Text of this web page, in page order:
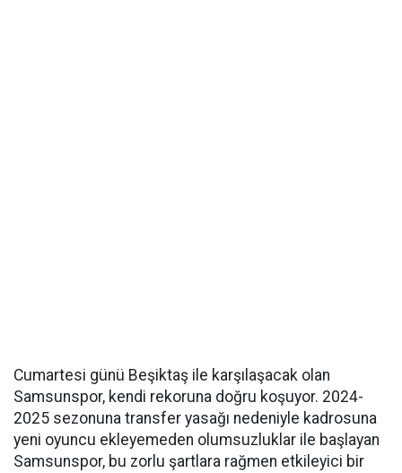
Cumartesi günü Beşiktaş ile karşılaşacak olan
Samsunspor, kendi rekoruna doğru koşuyor. 2024-
2025 sezonuna transfer yasağı nedeniyle kadrosuna
yeni oyuncu ekleyemeden olumsuzluklar ile başlayan
Samsunspor, bu zorlu şartlara rağmen etkileyici bir